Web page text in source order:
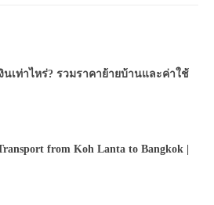
นเท่าไหร่? รวมราคาย้ายบ้านและค่าใช้
from Koh Lanta to Bangkok |